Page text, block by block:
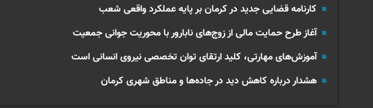
کارنامه قضایی جدید در کرمان بر پایه عملکرد واقعی شعب
آغاز طرح حمایت مالی از زوج‌های نابارور با محوریت جوانی جمعیت
آموزش‌های مهارتی، کلید ارتقای توان تخصصی نیروی انسانی است
هشدار درباره کاهش دید در جاده‌ها و مناطق شهری کرمان